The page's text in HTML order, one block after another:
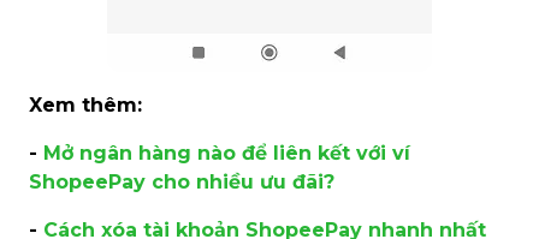
Xem thêm:
- Mở ngân hàng nào để liên kết với ví
ShopeePay cho nhiều ưu đãi?
- Cách xóa tài khoản ShopeePay nhanh nhất